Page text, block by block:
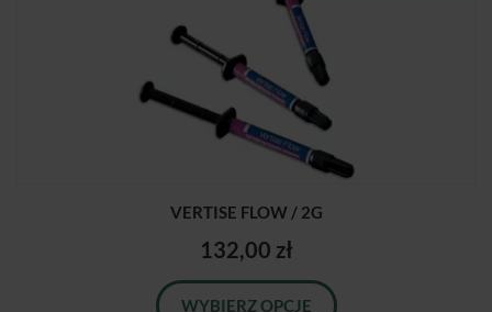
VERTISE FLOW / 2G
132,00 zł
WYBIERZ OPCJE